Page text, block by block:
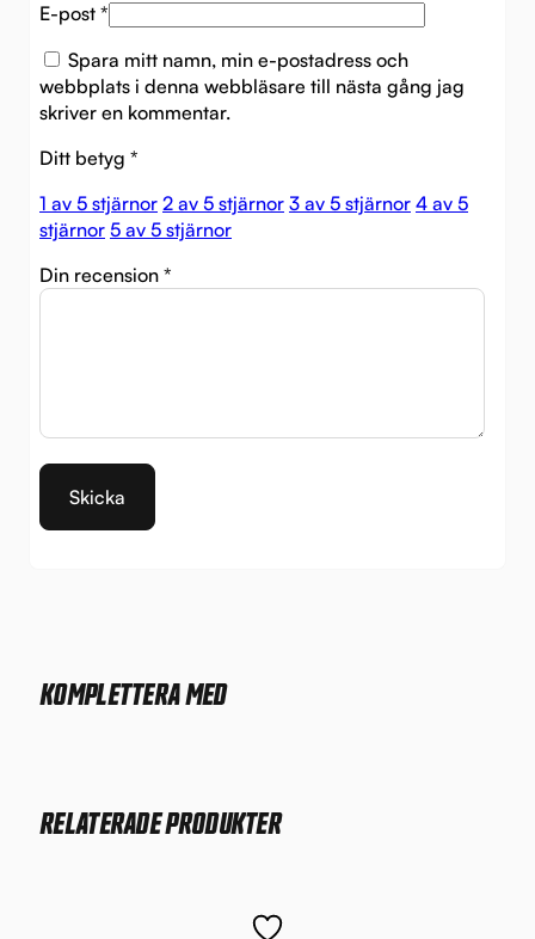
E-post *
Spara mitt namn, min e-postadress och
webbplats i denna webbläsare till nästa gång jag
skriver en kommentar.
Ditt betyg *
1 av 5 stjärnor 2 av 5 stjärnor 3 av 5 stjärnor 4 av 5
stjärnor 5 av 5 stjärnor
Din recension *
KOMPLETTERA MED
RELATERADE PRODUKTER